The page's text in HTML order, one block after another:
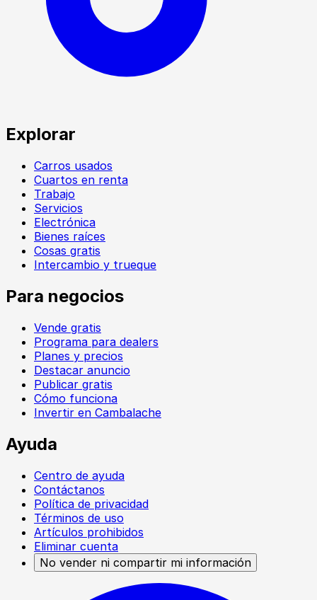
Explorar
Carros usados
Cuartos en renta
Trabajo
Servicios
Electrónica
Bienes raíces
Cosas gratis
Intercambio y trueque
Para negocios
Vende gratis
Programa para dealers
Planes y precios
Destacar anuncio
Publicar gratis
Cómo funciona
Invertir en Cambalache
Ayuda
Centro de ayuda
Contáctanos
Política de privacidad
Términos de uso
Artículos prohibidos
Eliminar cuenta
No vender ni compartir mi información